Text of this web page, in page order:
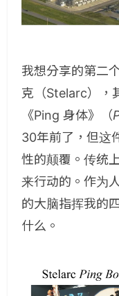
我想分享的第二
克（Stelarc），
《Ping 身体》（
30年前了，但这
性的颠覆。传统
来行动的。作为
的大脑指挥我的
什么。